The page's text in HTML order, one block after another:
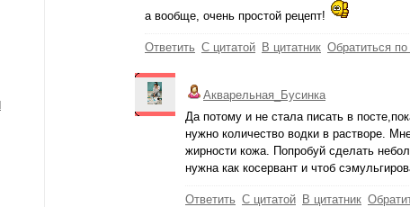
а вообще, очень простой рецепт!
Ответить С цитатой В цитатник Обратиться
Акварельная_Бусинка
Да потому и не стала писать в
нужно количество водки в растворе.
жирности кожа. Попробуй сделать
нужна как косервант и чтоб
Ответить С цитатой В цитатник